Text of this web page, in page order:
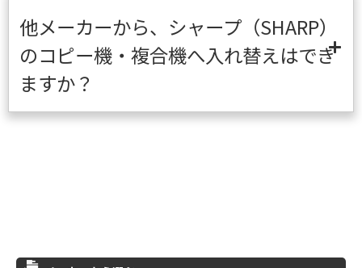
他メーカーから、シャープ（SHARP）
のコピー機・複合機へ入れ替えはでき
ますか？